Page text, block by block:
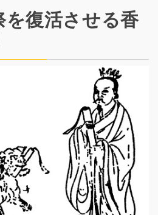
を復活させる香